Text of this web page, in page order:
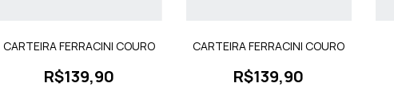
CARTEIRA FERRACINI COURO
R$139,90
CARTEIRA FERRACINI COURO
R$139,90